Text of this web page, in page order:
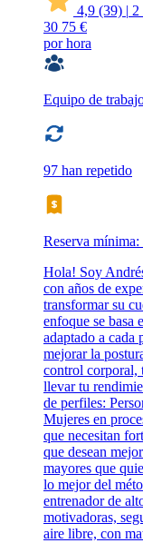
4,9 (39) | 2
30 75 €
por hora
Equipo de
97 han repetido
Reserva mínima:
Hola! Soy
con años de
transformar su
enfoque se basa
adaptado a cada
mejorar la
control corporal,
llevar tu
de perfiles:
Mujeres en
que necesitan
que desean
mayores que
lo mejor del
entrenador de
motivadoras,
aire libre, con